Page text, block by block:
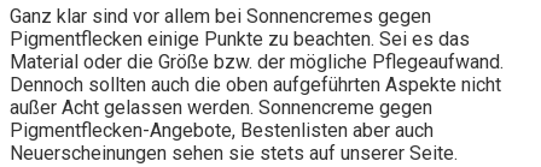
Ganz klar sind vor allem bei Sonnencremes gegen
Pigmentflecken einige Punkte zu beachten. Sei es das
Material oder die Größe bzw. der mögliche Pflegeaufwand.
Dennoch sollten auch die oben aufgeführten Aspekte nicht
außer Acht gelassen werden. Sonnencreme gegen
Pigmentflecken-Angebote, Bestenlisten aber auch
Neuerscheinungen sehen sie stets auf unserer Seite.